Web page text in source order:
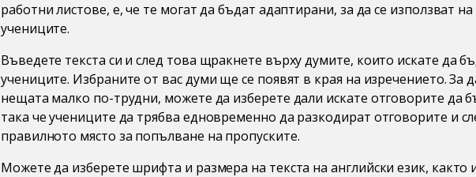
работни листове, е, че те могат да бъдат адаптирани, за да се използват
учениците.
Въведете текста си и след това щракнете върху думите, които искате да
учениците. Избраните от вас думи ще се появят в края на изречението. За
нещата малко по-трудни, можете да изберете дали искате отговорите да
така че учениците да трябва едновременно да разкодират отговорите и
правилното място за попълване на пропуските.
Можете да изберете шрифта и размера на текста на английски език, както